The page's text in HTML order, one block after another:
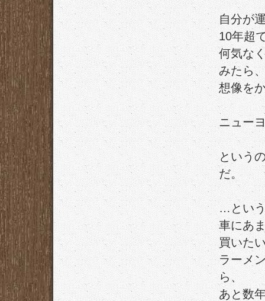
自分が
10年超
何気な
みたら
想像を
ニュー
という
だ。
…とい
車にあ
買いた
ラーメ
ら、
あと数